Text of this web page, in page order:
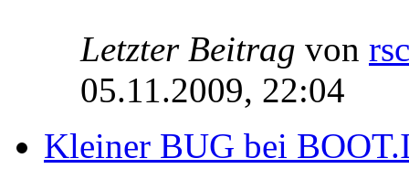
Letzter Beitrag von
05.11.2009, 22:04
Kleiner BUG bei